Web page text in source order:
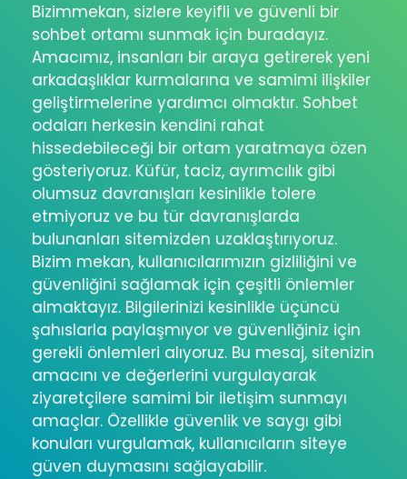
Bizimmekan, sizlere keyifli ve güvenli bir
sohbet ortamı sunmak için buradayız.
Amacımız, insanları bir araya getirerek yeni
arkadaşlıklar kurmalarına ve samimi ilişkiler
geliştirmelerine yardımcı olmaktır. Sohbet
odaları herkesin kendini rahat
hissedebileceği bir ortam yaratmaya özen
gösteriyoruz. Küfür, taciz, ayrımcılık gibi
olumsuz davranışları kesinlikle tolere
etmiyoruz ve bu tür davranışlarda
bulunanları sitemizden uzaklaştırıyoruz.
Bizim mekan, kullanıcılarımızın gizliliğini ve
güvenliğini sağlamak için çeşitli önlemler
almaktayız. Bilgilerinizi kesinlikle üçüncü
şahıslarla paylaşmıyor ve güvenliğiniz için
gerekli önlemleri alıyoruz. Bu mesaj, sitenizin
amacını ve değerlerini vurgulayarak
ziyaretçilere samimi bir iletişim sunmayı
amaçlar. Özellikle güvenlik ve saygı gibi
konuları vurgulamak, kullanıcıların siteye
güven duymasını sağlayabilir.